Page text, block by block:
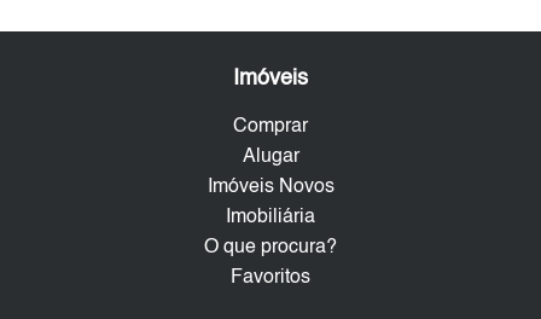
Imóveis
Comprar
Alugar
Imóveis Novos
Imobiliária
O que procura?
Favoritos